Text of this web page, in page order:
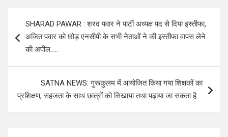
navigation
SHARAD PAWAR : शरद पवार ने पार्टी अध्यक्ष पद से दिया इस्तीफा,
अजित पवार को छोड़ एनसीपी के सभी नेताओं ने की इस्तीफा वापस लेने
की अपील…..
SATNA NEWS: गुरूकुलम में आयोजित किया गया शिक्षकों का
प्रशिक्षण, सहजता के साथ छात्रों को सिखाया तथा पढ़ाया जा सकता है….